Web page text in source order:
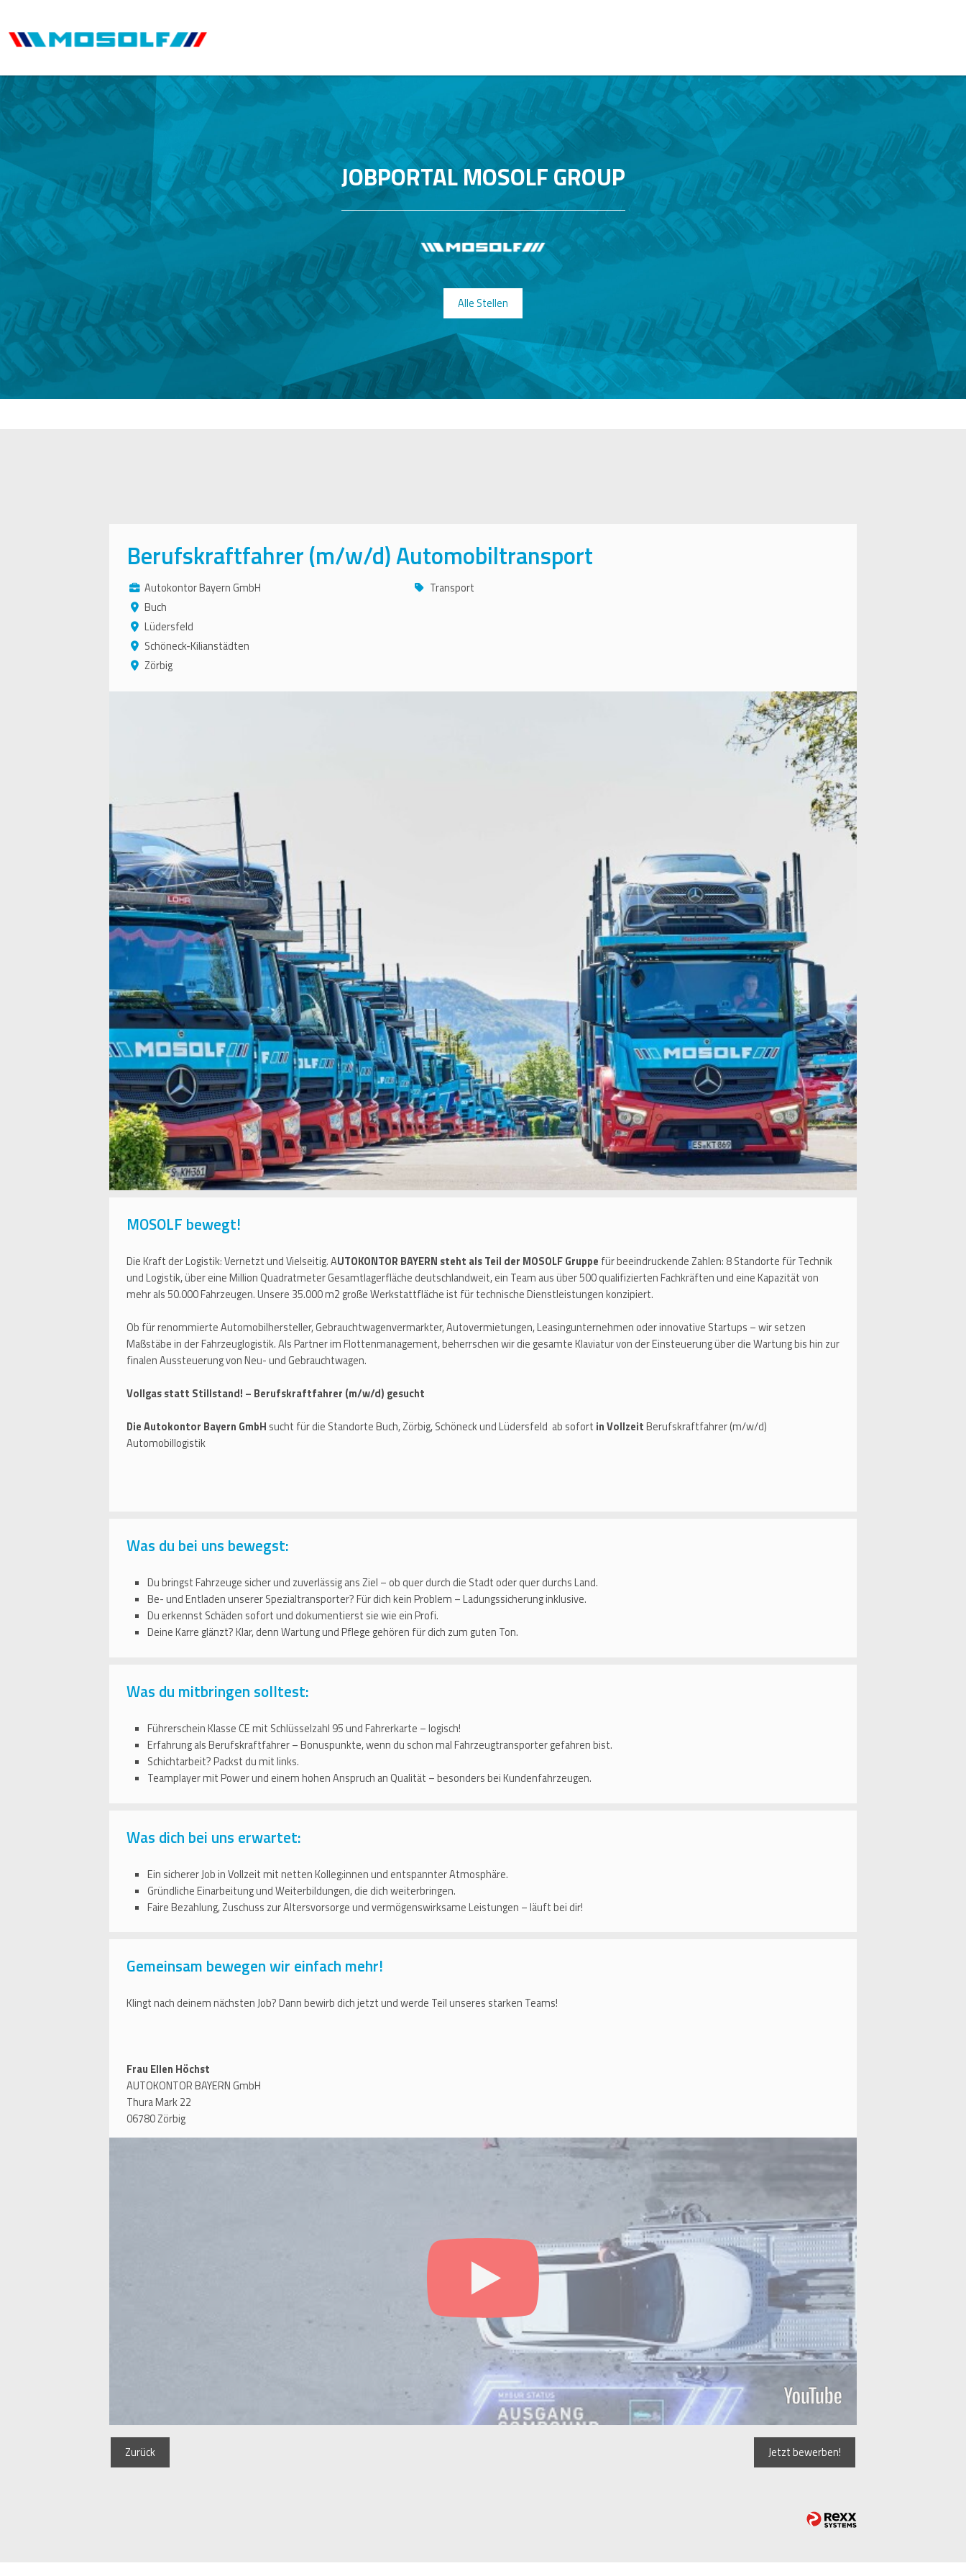
JOBPORTAL MOSOLF GROUP
Alle Stellen
Berufskraftfahrer (m/w/d) Automobiltransport
Autokontor Bayern GmbH
Buch
Lüdersfeld
Schöneck-Kilianstädten
Zörbig
Transport
MOSOLF bewegt!
Die Kraft der Logistik: Vernetzt und Vielseitig. AUTOKONTOR BAYERN steht als Teil der MOSOLF Gruppe für beeindruckende Zahlen: 8 Standorte für Technik
und Logistik, über eine Million Quadratmeter Gesamtlagerfläche deutschlandweit, ein Team aus über 500 qualifizierten Fachkräften und eine Kapazität von
mehr als 50.000 Fahrzeugen. Unsere 35.000 m2 große Werkstattfläche ist für technische Dienstleistungen konzipiert.
Ob für renommierte Automobilhersteller, Gebrauchtwagenvermarkter, Autovermietungen, Leasingunternehmen oder innovative Startups – wir setzen
Maßstäbe in der Fahrzeuglogistik. Als Partner im Flottenmanagement, beherrschen wir die gesamte Klaviatur von der Einsteuerung über die Wartung bis hin zur
finalen Aussteuerung von Neu- und Gebrauchtwagen.
Vollgas statt Stillstand! – Berufskraftfahrer (m/w/d) gesucht
Die Autokontor Bayern GmbH sucht für die Standorte Buch, Zörbig, Schöneck und Lüdersfeld ab sofort in VollzeitBerufskraftfahrer (m/w/d)
Automobillogistik
Was du bei uns bewegst:
Du bringst Fahrzeuge sicher und zuverlässig ans Ziel – ob quer durch die Stadt oder quer durchs Land.
Be- und Entladen unserer Spezialtransporter? Für dich kein Problem – Ladungssicherung inklusive.
Du erkennst Schäden sofort und dokumentierst sie wie ein Profi.
Deine Karre glänzt? Klar, denn Wartung und Pflege gehören für dich zum guten Ton.
Was du mitbringen solltest:
Führerschein Klasse CE mit Schlüsselzahl 95 und Fahrerkarte – logisch!
Erfahrung als Berufskraftfahrer – Bonuspunkte, wenn du schon mal Fahrzeugtransporter gefahren bist.
Schichtarbeit? Packst du mit links.
Teamplayer mit Power und einem hohen Anspruch an Qualität – besonders bei Kundenfahrzeugen.
Was dich bei uns erwartet:
Ein sicherer Job in Vollzeit mit netten Kolleg:innen und entspannter Atmosphäre.
Gründliche Einarbeitung und Weiterbildungen, die dich weiterbringen.
Faire Bezahlung, Zuschuss zur Altersvorsorge und vermögenswirksame Leistungen – läuft bei dir!
Gemeinsam bewegen wir einfach mehr!
Klingt nach deinem nächsten Job? Dann bewirb dich jetzt und werde Teil unseres starken Teams!
Frau Ellen Höchst
AUTOKONTOR BAYERN GmbH
Thura Mark 22
06780 Zörbig
Zurück Jetzt bewerben!